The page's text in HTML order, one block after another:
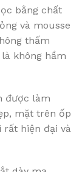
bằng chất
và mousse
thấm
không hầm
được làm
mặt trên ốp
rất hiện đại và